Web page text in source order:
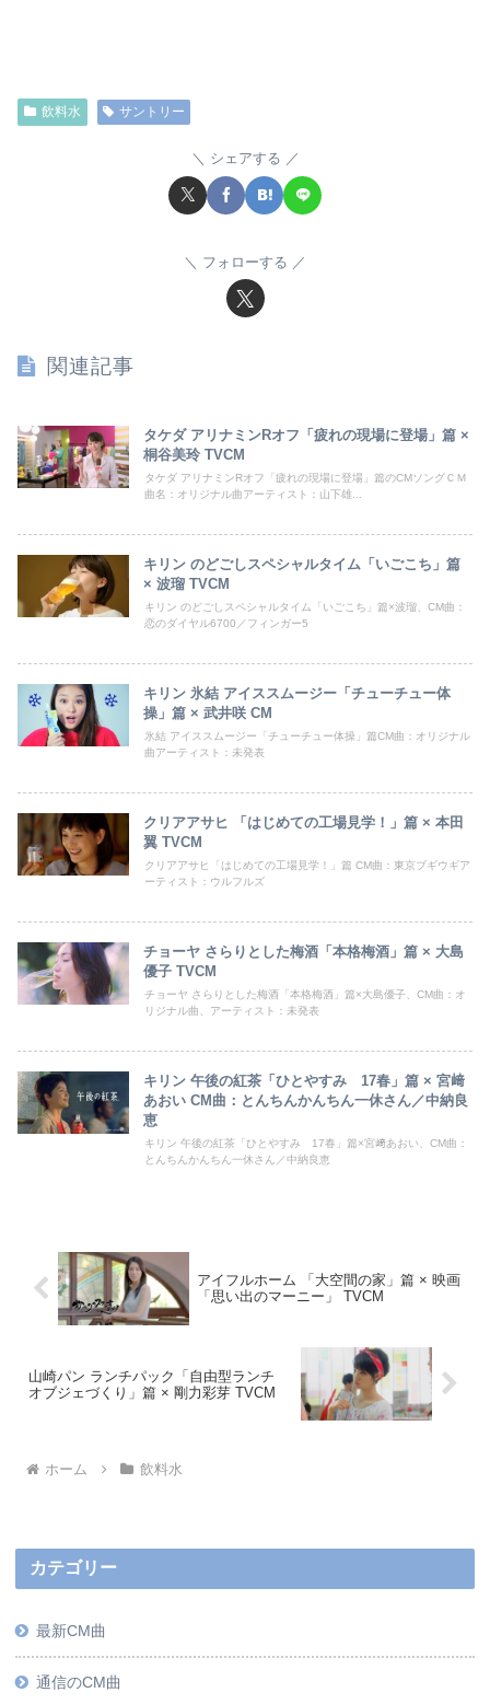
飲料水 サントリー
シェアする
フォローする
関連記事
タケダ アリナミンRオフ「疲れの現場に登場」篇 ×
桐谷美玲 TVCM
タケダ アリナミンRオフ「疲れの現場に登場」篇のCMソングＣＭ
曲名：オリジナル曲アーティスト：山下雄...
キリン のどごしスペシャルタイム「いごこち」篇
× 波瑠 TVCM
キリン のどごしスペシャルタイム「いごこち」篇×波瑠、CM曲：
恋のダイヤル6700／フィンガー5
キリン 氷結 アイススムージー「チューチュー体
操」篇 × 武井咲 CM
氷結 アイススムージー「チューチュー体操」篇CM曲：オリジナル
曲アーティスト：未発表
クリアアサヒ 「はじめての工場見学！」篇 × 本田
翼 TVCM
クリアアサヒ「はじめての工場見学！」篇 CM曲：東京ブギウギア
ーティスト：ウルフルズ
チョーヤ さらりとした梅酒「本格梅酒」篇 × 大島
優子 TVCM
チョーヤ さらりとした梅酒「本格梅酒」篇×大島優子、CM曲：オ
リジナル曲、アーティスト：未発表
キリン 午後の紅茶「ひとやすみ 17春」篇 × 宮﨑
あおい CM曲：とんちんかんちん一休さん／中納良
恵
キリン 午後の紅茶「ひとやすみ 17春」篇×宮﨑あおい、CM曲：
とんちんかんちん一休さん／中納良恵
アイフルホーム 「大空間の家」篇 × 映画
「思い出のマーニー」 TVCM
山崎パン ランチパック「自由型ランチ
オブジェづくり」篇 × 剛力彩芽 TVCM
ホーム 飲料水
カテゴリー
最新CM曲
通信のCM曲